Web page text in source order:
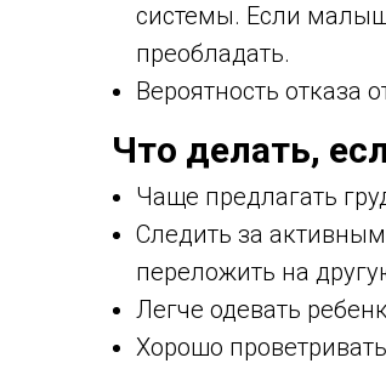
системы. Если
преобладать.
Вероятность отказа
Что делать,
Чаще предлагать
Следить за
переложить на
Легче одевать
Хорошо